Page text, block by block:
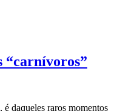
“carnívoros”
daqueles raros momentos